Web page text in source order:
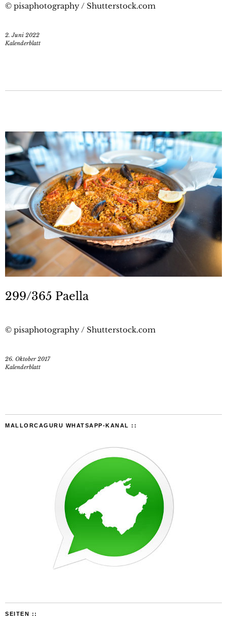
© pisaphotography / Shutterstock.com
2. Juni 2022
Kalenderblatt
299/365 Paella
© pisaphotography / Shutterstock.com
26. Oktober 2017
Kalenderblatt
MALLORCAGURU WHATSAPP-KANAL ::
SEITEN ::